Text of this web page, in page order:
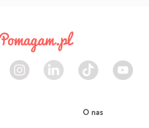
Instagram LinkedIn TikTok Youtube
O nas